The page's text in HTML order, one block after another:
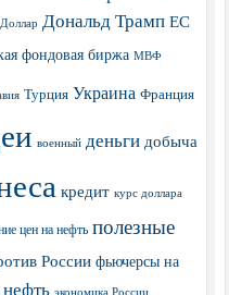
Доллар Дональд Трамп ЕС
фондовая биржа МВФ
Турция Украина Франция
военный деньги добыча
кредит курс доллара
цен на нефть полезные
России фьючерсы на